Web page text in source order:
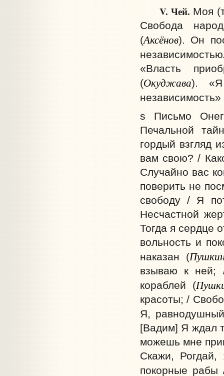
V. Чей. Моя
Свобода
(Аксёнов). Он
независимостью
«Власть
(Окуджава). «Я
независимость»
s Письмо
Печальной
гордый взгляд
вам свою? /
Случайно вас
поверить не
свободу / Я
Несчастной
Тогда я сердце
вольность и
наказан (
взываю к ней;
кораблей (
красоты; /
Я,
[Вадим] Я ждал
можешь мне
Скажи, Рогдай,
покорные рабы